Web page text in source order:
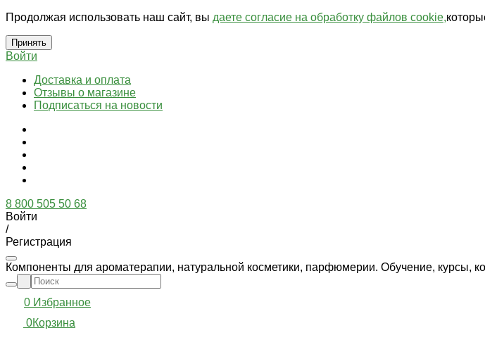
Продолжая использовать наш сайт, вы даете согласие на обработку файлов cookie,
Принять
Войти
Доставка и оплата
Отзывы о магазине
Подписаться на новости
8 800 505 50 68
Войти
/
Регистрация
Компоненты для ароматерапии, натуральной косметики, парфюмерии. Обучение, курсы,
0 Избранное
0Корзина